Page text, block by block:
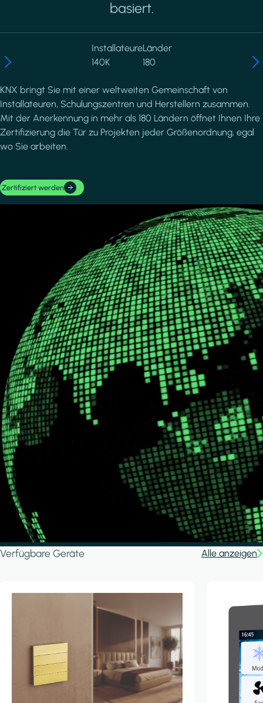
basiert.
Installateure
140K
Länder
180
KNX bringt Sie mit einer weltweiten Gemeinschaft von
Installateuren, Schulungszentren und Herstellern zusammen.
Mit der Anerkennung in mehr als 180 Ländern öffnet Ihnen Ihre
Zertifizierung die Tür zu Projekten jeder Größenordnung, egal
wo Sie arbeiten.
Zertifiziert werden
Verfügbare Geräte Alle anzeigen